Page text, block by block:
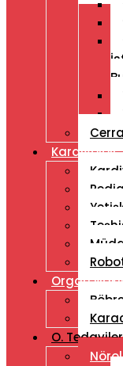
Kardiyoloji
Organ Nakli
O. Tedaviler